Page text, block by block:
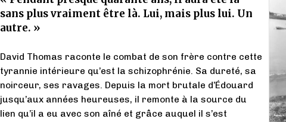
sans plus vraiment être là. Lui, mais plus lui. Un
autre. »
David Thomas raconte le combat de son frère contre cette
tyrannie intérieure qu’est la schizophrénie. Sa dureté, sa
noirceur, ses ravages. Depuis la mort brutale d’Édouard
jusqu’aux années heureuses, il remonte à la source du
lien qu’il a eu avec son aîné et grâce auquel il s’est